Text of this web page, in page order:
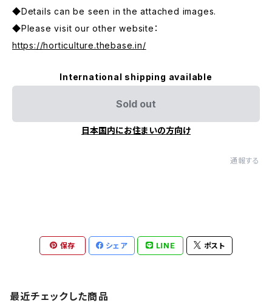
◆Details can be seen in the attached images.
◆Please visit our other website：
https://horticulture.thebase.in/
International shipping available
Sold out
日本国内にお住まいの方向け
通報する
保存 シェア LINE ポスト
最近チェックした商品